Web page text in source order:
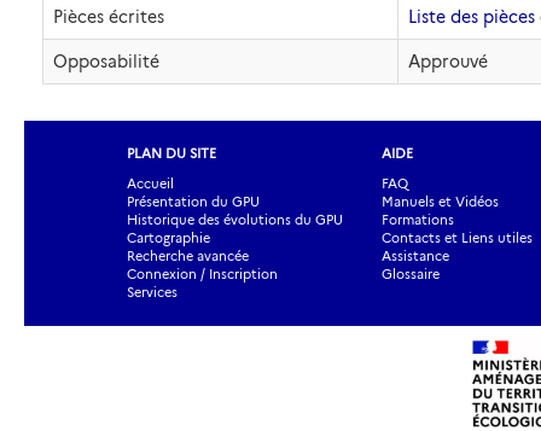
Pièces écrites Liste des
Opposabilité Approuvé
PLAN DU SITE
Accueil
Présentation du GPU
Historique des évolutions du GPU
Cartographie
Recherche avancée
Connexion / Inscription
Services
AIDE
FAQ
Manuels et Vidéos
Formations
Contacts et Liens utiles
Assistance
Glossaire